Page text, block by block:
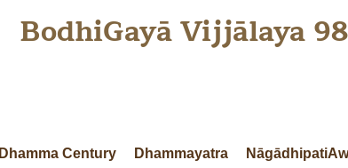
Dhamma Century Dhammayatra
BodhiGayā Vijjālaya